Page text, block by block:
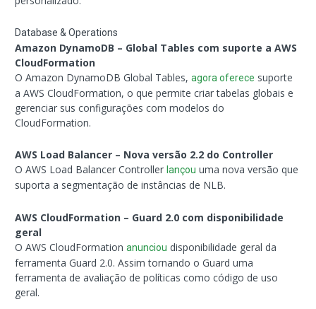
Database & Operations
Amazon DynamoDB – Global Tables com suporte a AWS
CloudFormation
O Amazon DynamoDB Global Tables,agora oferece suporte
a AWS CloudFormation, o que permite criar tabelas globais e
gerenciar sus configurações com modelos do
CloudFormation.
AWS Load Balancer – Nova versão 2.2 do Controller
O AWS Load Balancer Controllerlançou uma nova versão que
suporta a segmentação de instâncias de NLB.
AWS CloudFormation – Guard 2.0 com disponibilidade
geral
O AWS CloudFormationanunciou disponibilidade geral da
ferramenta Guard 2.0. Assim tornando o Guard uma
ferramenta de avaliação de políticas como código de uso
geral.